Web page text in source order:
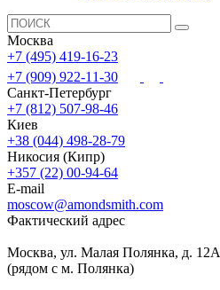
Москва
+7 (495) 419-16-23
+7 (909) 922-11-30
Санкт-Петербург
+7 (812) 507-98-46
Киев
+38 (044) 498-28-79
Никосия (Кипр)
+357 (22) 00-94-64
E-mail
moscow@amondsmith.com
Фактический адрес
Москва, ул. Малая Полянка, д. 12А
(рядом с м. Полянка)